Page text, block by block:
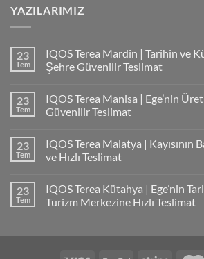
YAZILARIMIZ
23
Tem
IQOS Terea Mardin | Tarihin ve
Şehre Güvenilir Teslimat
23
Tem
IQOS Terea Manisa | Ege’nin
Güvenilir Teslimat
23
Tem
IQOS Terea Malatya | Kayısının
ve Hızlı Teslimat
23
Tem
IQOS Terea Kütahya | Ege’nin
Turizm Merkezine Hızlı Teslimat